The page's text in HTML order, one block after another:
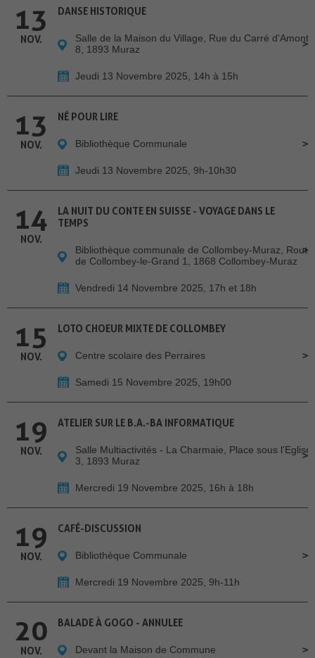
13
NOV.
DANSE HISTORIQUE
Salle de la Maison du Village, Rue du Carré d'Amont
8, 1893 Muraz
Jeudi 13 Novembre 2025, 14h à 15h
13
NOV.
NÉ POUR LIRE
Bibliothèque Communale
Jeudi 13 Novembre 2025, 9h-10h30
14
NOV.
LA NUIT DU CONTE EN SUISSE - VOYAGE DANS LE
TEMPS
Bibliothèque communale de Collombey-Muraz, Route
de Collombey-le-Grand 1, 1868 Collombey-Muraz
Vendredi 14 Novembre 2025, 17h et 18h
15
NOV.
LOTO CHOEUR MIXTE DE COLLOMBEY
Centre scolaire des Perraires
Samedi 15 Novembre 2025, 19h00
19
NOV.
ATELIER SUR LE B.A.-BA INFORMATIQUE
Salle Multiactivités - La Charmaie, Place sous l'Eglise
3, 1893 Muraz
Mercredi 19 Novembre 2025, 16h à 18h
19
NOV.
CAFÉ-DISCUSSION
Bibliothèque Communale
Mercredi 19 Novembre 2025, 9h-11h
20
NOV.
BALADE À GOGO - ANNULEE
Devant la Maison de Commune